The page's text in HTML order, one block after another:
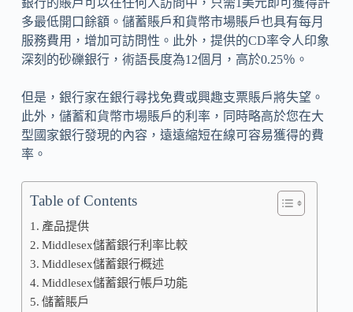
多最低開口餘額。儲蓄賬戶和貨幣市場賬戶也具有每月
服務費用，增加可訪問性。此外，提供的CD率令人印象
深刻的砂礫銀行，術語長度為12個月，高於0.25％。
但是，銀行家在銀行尋找免費或興趣支票賬戶將失望。
此外，儲蓄和貨幣市場賬戶的利率，同時略高於您在大
型國家銀行發現的內容，遠遠縮短在線可容易獲得的費
率。
Table of Contents
產品提供
Middlesex儲蓄銀行利率比較
Middlesex儲蓄銀行概述
Middlesex儲蓄銀行帳戶功能
儲蓄賬戶